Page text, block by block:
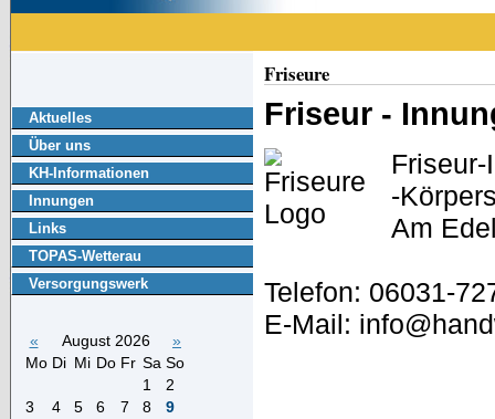
Aktuelles
Über uns
KH-Informationen
Innungen
Links
TOPAS-Wetterau
Versorgungswerk
« August 2026
»
Mo Di Mi Do Fr Sa So
1
2
3
4 5 6 7 8
9
Friseure
Friseur -
-
Am
Telefon: 06031-
E-Mail: